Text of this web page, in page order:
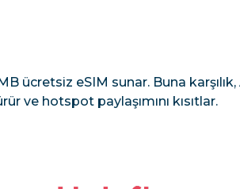
ücretsiz eSIM sunar. Buna karşılık,
ve hotspot paylaşımını kısıtlar.